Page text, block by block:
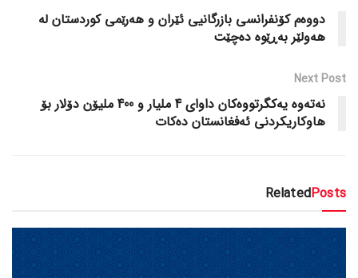
دووەم کۆنفرانسی بازرگانیی ئێران و هەرێمی کوردستان لە
هەولێر بەڕێوە دەچێت
Next Post
نەتەوە یەکگرتووەکان داوای 4 ملیار و 400 ملیۆن دۆلار بۆ
هاوکاریکردنی ئەفغانستان دەکات
RelatedPosts